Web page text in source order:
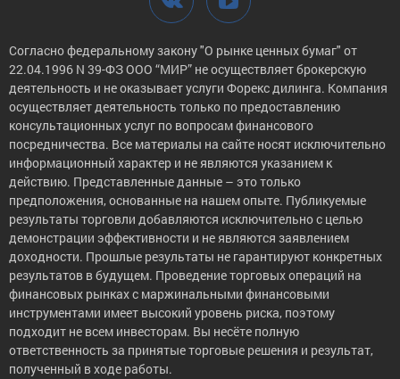
Согласно федеральному закону "О рынке ценных бумаг" от
22.04.1996 N 39-ФЗ ООО “МИР” не осуществляет брокерскую
деятельность и не оказывает услуги Форекс дилинга. Компания
осуществляет деятельность только по предоставлению
консультационных услуг по вопросам финансового
посредничества. Все материалы на сайте носят исключительно
информационный характер и не являются указанием к
действию. Представленные данные – это только
предположения, основанные на нашем опыте. Публикуемые
результаты торговли добавляются исключительно с целью
демонстрации эффективности и не являются заявлением
доходности. Прошлые результаты не гарантируют конкретных
результатов в будущем. Проведение торговых операций на
финансовых рынках с маржинальными финансовыми
инструментами имеет высокий уровень риска, поэтому
подходит не всем инвесторам. Вы несёте полную
ответственность за принятые торговые решения и результат,
полученный в ходе работы.